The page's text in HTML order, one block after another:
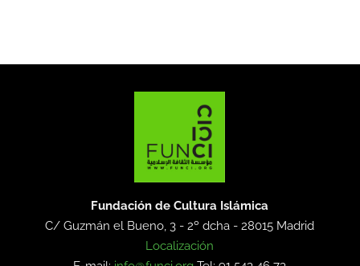
Fundación de Cultura Islámica
C/ Guzmán el Bueno, 3 - 2º dcha -28015 Madrid
Localización